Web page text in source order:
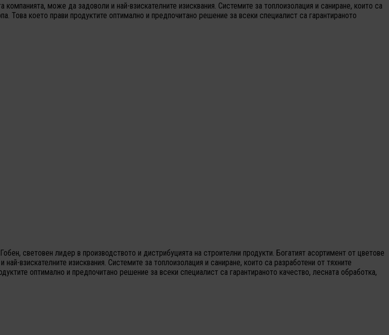
може да задоволи и най-взискателните изисквания. Системите за топлоизолация и саниране, които са
Това което прави продуктите оптимално и предпочитано решение за всеки специалист са гарантираното
световен лидер в производството и дистрибуцията на строителни продукти. Богатият асортимент от цветове
взискателните изисквания. Системите за топлоизолация и саниране, които са разработени от тяхните
оптимално и предпочитано решение за всеки специалист са гарантираното качество, лесната обработка,